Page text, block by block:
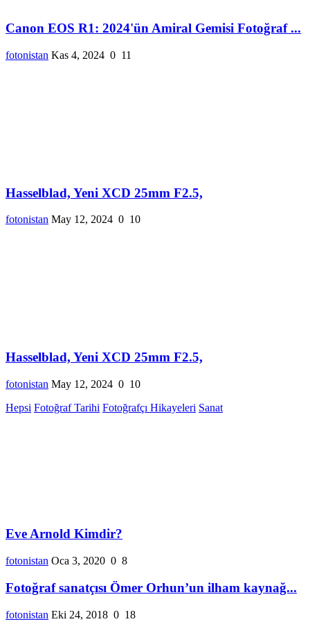
Canon EOS R1: 2024'ün Amiral Gemisi Fotoğraf ...
fotonistan Kas 4, 2024 0 11
Hasselblad, Yeni XCD 25mm F2.5,
fotonistan May 12, 2024 0 10
Hasselblad, Yeni XCD 25mm F2.5,
fotonistan May 12, 2024 0 10
Hepsi Fotoğraf Tarihi Fotoğrafçı Hikayeleri Sanat
Eve Arnold Kimdir?
fotonistan Oca 3, 2020 0 8
Fotoğraf sanatçısı Ömer Orhun’un ilham kaynağ...
fotonistan Eki 24, 2018 0 18